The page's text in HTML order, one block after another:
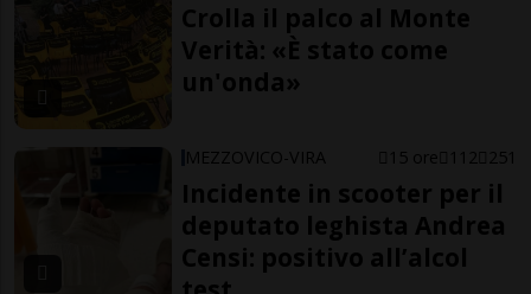
Crolla il palco al Monte
Verità: «È stato come
un'onda»
MEZZOVICO-VIRA 15 ore 112 251
Incidente in scooter per il
deputato leghista Andrea
Censi: positivo all’alcol